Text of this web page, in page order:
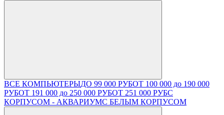
ВСЕ КОМПЬЮТЕРЫДО 99 000 РУБОТ 100 000 до 190 000
РУБОТ 191 000 до 250 000 РУБОТ 251 000 РУБС
КОРПУСОМ - АКВАРИУМС БЕЛЫМ КОРПУСОМ